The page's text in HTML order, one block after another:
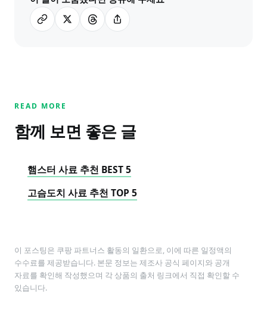
READ MORE
함께 보면 좋은 글
햄스터 사료 추천 BEST 5
고슴도치 사료 추천 TOP 5
이 포스팅은 쿠팡 파트너스 활동의 일환으로, 이에 따른 일정액의
수수료를 제공받습니다. 본문 정보는 제조사 공식 페이지와 공개
자료를 확인해 작성했으며 각 상품의 출처 링크에서 직접 확인할 수
있습니다.